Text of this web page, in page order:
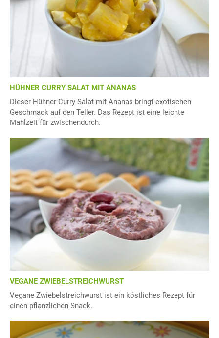
HÜHNER CURRY SALAT MIT ANANAS
Dieser Hühner Curry Salat mit Ananas bringt exotischen
Geschmack auf den Teller. Das Rezept ist eine leichte
Mahlzeit für zwischendurch.
VEGANE ZWIEBELSTREICHWURST
Vegane Zwiebelstreichwurst ist ein köstliches Rezept für
einen pflanzlichen Snack.